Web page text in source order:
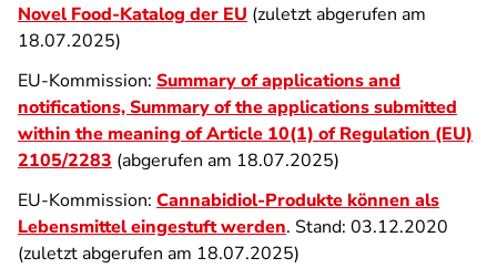
Novel Food-Katalog der EU (zuletzt abgerufen am
18.07.2025)
EU-Kommission: Summary of applications and
notifications, Summary of the applications submitted
within the meaning of Article 10(1) of Regulation (EU)
2105/2283 (abgerufen am 18.07.2025)
EU-Kommission: Cannabidiol-Produkte können als
Lebensmittel eingestuft werden. Stand: 03.12.2020
(zuletzt abgerufen am 18.07.2025)